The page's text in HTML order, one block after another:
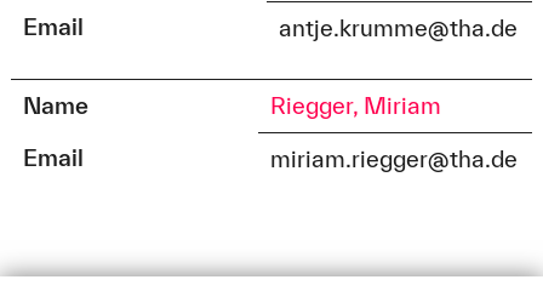
Email
antje.krumme@tha.de
Name
Riegger, Miriam
Email
miriam.riegger@tha.de